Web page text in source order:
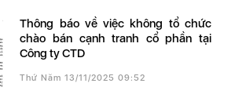
Thông báo về việc không tổ chức
chào bán cạnh tranh cổ phần tại
Công ty CTD
Thứ Năm 13/11/2025 09:52